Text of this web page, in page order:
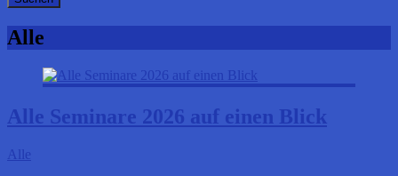
Alle
Alle Seminare 2026 auf einen Blick
Alle